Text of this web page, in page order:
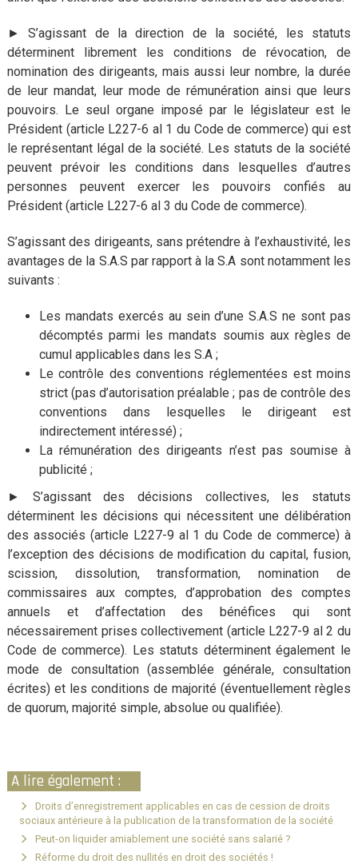
► S’agissant de la direction de la société, les statuts
déterminent librement les conditions de révocation, de
nomination des dirigeants, mais aussi leur nombre, la durée
de leur mandat, leur mode de rémunération ainsi que leurs
pouvoirs. Le seul organe imposé par le législateur est le
Président (article L227-6 al 1 du Code de commerce) qui est
le représentant légal de la société. Les statuts de la société
peuvent prévoir les conditions dans lesquelles d’autres
personnes peuvent exercer les pouvoirs confiés au
Président (article L227-6 al 3 du Code de commerce).
S’agissant des dirigeants, sans prétendre à l’exhaustivité, les
avantages de la S.A.S par rapport à la S.A sont notamment les
suivants :
Les mandats exercés au sein d’une S.A.S ne sont pas
décomptés parmi les mandats soumis aux règles de
cumul applicables dans les S.A ;
Le contrôle des conventions réglementées est moins
strict (pas d’autorisation préalable ; pas de contrôle des
conventions dans lesquelles le dirigeant est
indirectement intéressé) ;
La rémunération des dirigeants n’est pas soumise à
publicité ;
► S’agissant des décisions collectives, les statuts
déterminent les décisions qui nécessitent une délibération
des associés (article L227-9 al 1 du Code de commerce) à
l’exception des décisions de modification du capital, fusion,
scission, dissolution, transformation, nomination de
commissaires aux comptes, d’approbation des comptes
annuels et d’affectation des bénéfices qui sont
nécessairement prises collectivement (article L227-9 al 2 du
Code de commerce). Les statuts déterminent également le
mode de consultation (assemblée générale, consultation
écrites) et les conditions de majorité (éventuellement règles
de quorum, majorité simple, absolue ou qualifiée).
A lire également :
Droits d’enregistrement applicables en cas de cession de droits
sociaux antérieure à la publication de la transformation de la société
Peut-on liquider amiablement une société sans salarié ?
Réforme du droit des nullités en droit des sociétés !